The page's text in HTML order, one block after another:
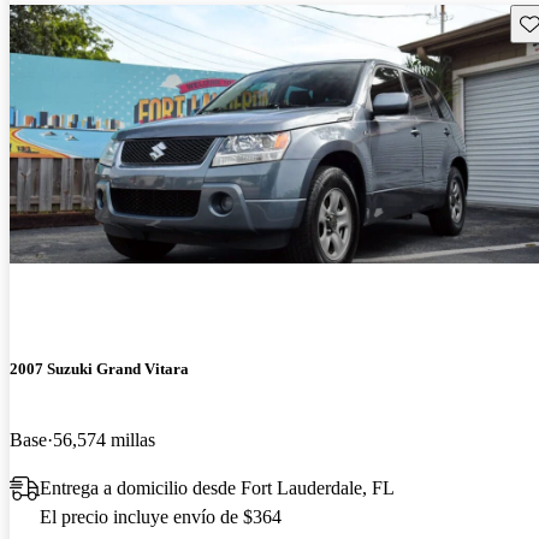
2007 Suzuki Grand Vitara
Base 56,574 millas
Entrega a domicilio desde Fort Lauderdale, FL
El precio incluye envío de $364